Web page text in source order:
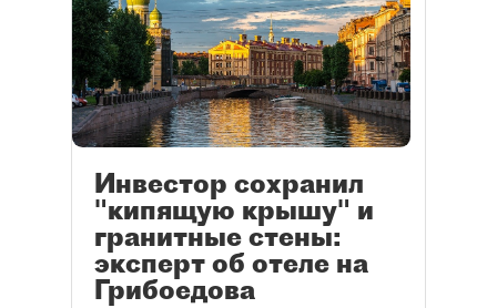
Инвестор сохранил
"кипящую крышу" и
гранитные стены:
эксперт об отеле на
Грибоедова